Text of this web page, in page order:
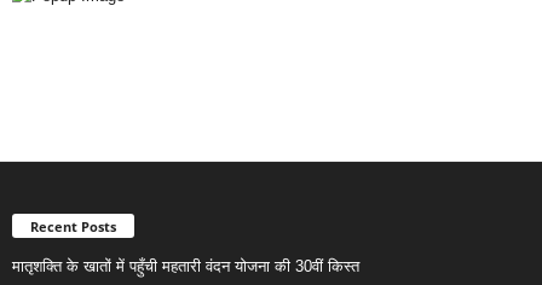
Recent Posts
मातृशक्ति के खातों में पहुँची महतारी वंदन योजना की 30वीं किस्त